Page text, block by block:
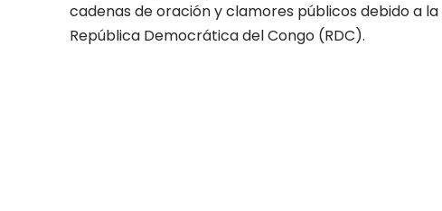
cadenas de oración y clamores públicos debido a
República Democrática del Congo (RDC).